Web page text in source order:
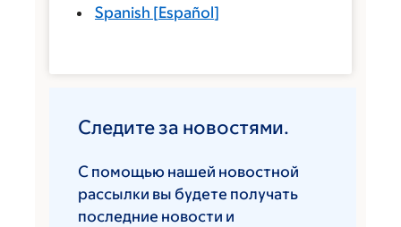
Spanish [Español]
Следите за новостями.
С помощью нашей новостной
рассылки вы будете получать
последние новости и